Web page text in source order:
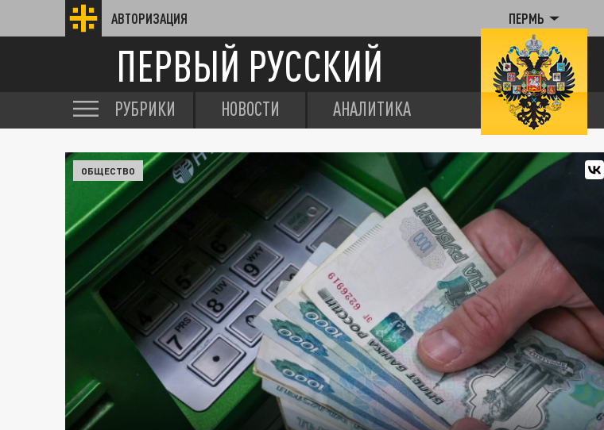
АВТОРИЗАЦИЯ ПЕРМЬ
ПЕРВЫЙ РУССКИЙ
РУБРИКИ НОВОСТИ АНАЛИТИКА
ОБЩЕСТВО